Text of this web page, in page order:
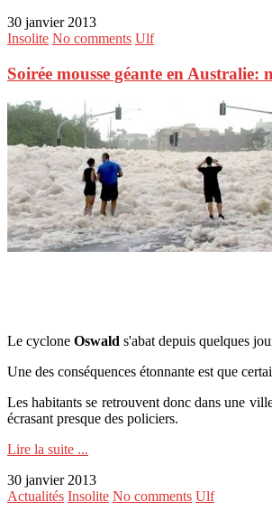
30 janvier 2013
Insolite No comments Ulf
Soirée mousse géante en Australie:
Le cyclone Oswald s'abat depuis quelques
Une des conséquences étonnante est que
Les habitants se retrouvent donc dans une
écrasant presque des policiers.
Lire la suite ...
30 janvier 2013
Actualités Insolite No comments Ulf